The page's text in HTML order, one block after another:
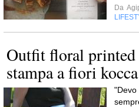
Da
Outfit floral
stampa a fiori
"Devo